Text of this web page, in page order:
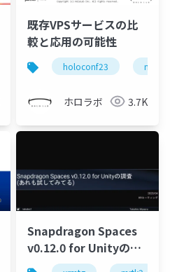
既存VPSサービスの比
較と応用の可能性
holoconf23 mixed
ホロラボ 3.7K
Snapdragon Spaces
v0.12.0 for Unityの調
査(あれも試してみて